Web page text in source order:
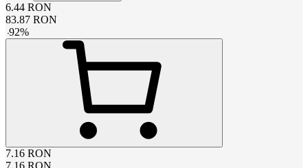
6.44 RON
83.87 RON
-92%
7.16 RON
7.16 RON